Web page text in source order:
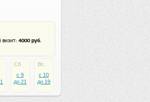
визит: 4000 руб.
Сб
c 9
до 21
Вс
c 10
до 19